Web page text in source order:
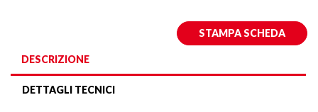
STAMPA SCHEDA
DESCRIZIONE
DETTAGLI TECNICI